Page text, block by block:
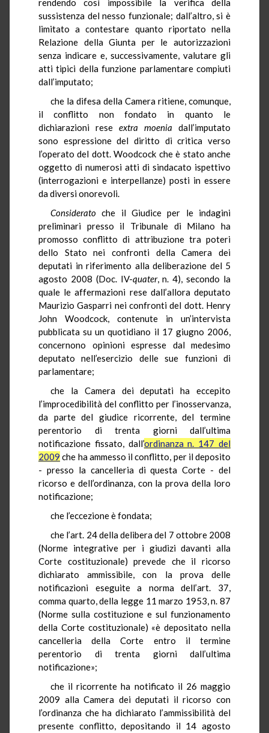
rendendo così impossibile la verifica della
sussistenza del nesso funzionale; dall’altro, si è
limitato a contestare quanto riportato nella
Relazione della Giunta per le autorizzazioni
senza indicare e, successivamente, valutare gli
atti tipici della funzione parlamentare compiuti
dall’imputato;
che la difesa della Camera ritiene, comunque,
il conflitto non fondato in quanto le
dichiarazioni rese extra moenia dall’imputato
sono espressione del diritto di critica verso
l’operato del dott. Woodcock che è stato anche
oggetto di numerosi atti di sindacato ispettivo
(interrogazioni e interpellanze) posti in essere
da diversi onorevoli.
Considerato che il Giudice per le indagini
preliminari presso il Tribunale di Milano ha
promosso conflitto di attribuzione tra poteri
dello Stato nei confronti della Camera dei
deputati in riferimento alla deliberazione del 5
agosto 2008 (Doc. IV-quater, n. 4), secondo la
quale le affermazioni rese dall’allora deputato
Maurizio Gasparri nei confronti del dott. Henry
John Woodcock, contenute in un’intervista
pubblicata su un quotidiano il 17 giugno 2006,
concernono opinioni espresse dal medesimo
deputato nell’esercizio delle sue funzioni di
parlamentare;
che la Camera dei deputati ha eccepito
l’improcedibilità del conflitto per l’inosservanza,
da parte del giudice ricorrente, del termine
perentorio di trenta giorni dall’ultima
notificazione fissato, dall’ordinanza n. 147 del
2009 che ha ammesso il conflitto, per il deposito
- presso la cancelleria di questa Corte - del
ricorso e dell’ordinanza, con la prova della loro
notificazione;
che l’eccezione è fondata;
che l’art. 24 della delibera del 7 ottobre 2008
(Norme integrative per i giudizi davanti alla
Corte costituzionale) prevede che il ricorso
dichiarato ammissibile, con la prova delle
notificazioni eseguite a norma dell’art. 37,
comma quarto, della legge 11 marzo 1953, n. 87
(Norme sulla costituzione e sul funzionamento
della Corte costituzionale) «è depositato nella
cancelleria della Corte entro il termine
perentorio di trenta giorni dall’ultima
notificazione»;
che il ricorrente ha notificato il 26 maggio
2009 alla Camera dei deputati il ricorso con
l’ordinanza che ha dichiarato l’ammissibilità del
presente conflitto, depositando il 14 agosto